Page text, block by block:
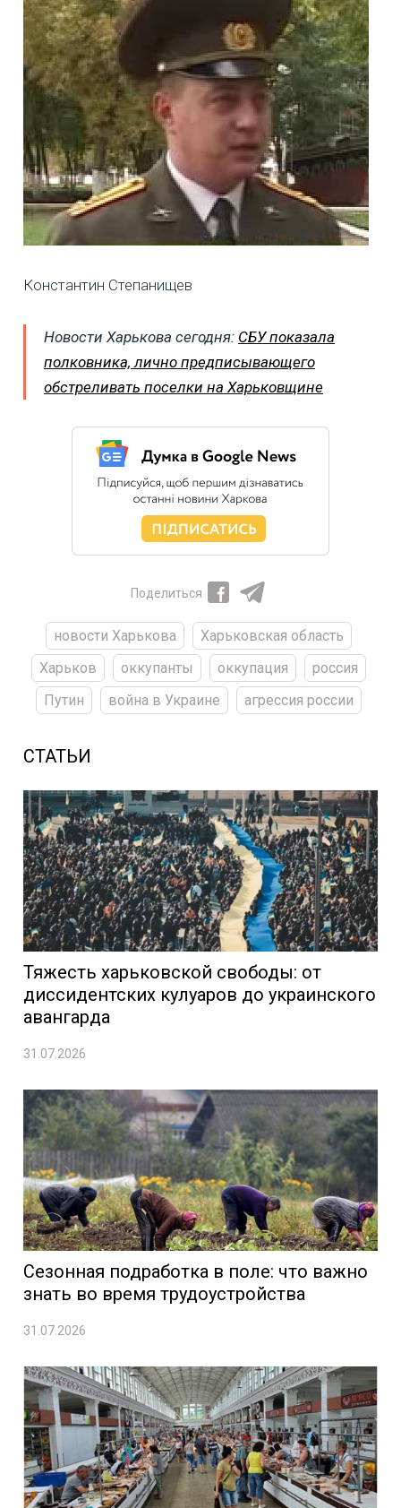
Константин Степанищев
Новости Харькова сегодня: СБУ показала
полковника, лично предписывающего
обстреливать поселки на Харьковщине
Поделиться
новости Харькова
Харьковская область
Харьков
оккупанты оккупация
россия
Путин
война в Украине агрессия россии
СТАТЬИ
Тяжесть харьковской свободы: от
диссидентских кулуаров до украинского
авангарда
31.07.2026
Сезонная подработка в поле: что важно
знать во время трудоустройства
31.07.2026